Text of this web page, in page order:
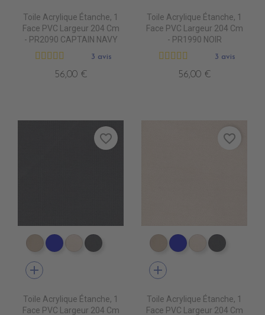
Toile Acrylique Étanche, 1
Face PVC Largeur 204 Cm
- PR2090 CAPTAIN NAVY
3 avis
56,00 €
Toile Acrylique Étanche, 1
Face PVC Largeur 204 Cm
- PR1990 NOIR
3 avis
56,00 €
PR1590 PARIS BEIGE
PR1480 MARINE BLUE
PR1790 BEIGE CLAIR
PR1890 ANTHRACITE
add
Toile Acrylique Étanche, 1
Face PVC Largeur 204 Cm
favorite_border
PR1590 PARIS BEIGE
PR1480 MARINE
PR1790PR1890
add
Toile Acrylique Étanche, 1
Face PVC Largeur 204 Cm
favorite_border